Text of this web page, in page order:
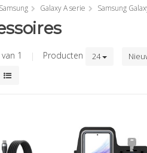
Samsung Galaxy A serie Samsung
1 | Producten 24